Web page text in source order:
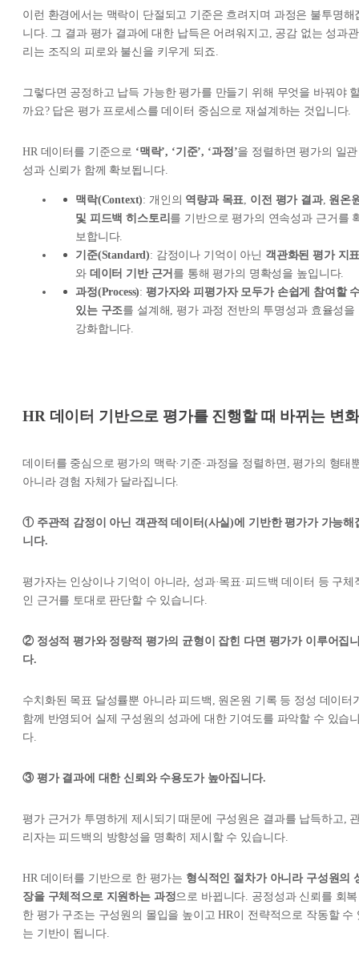
이런 환경에서는 맥락이 단절되고 기준은 흐려지며 과정은 불투명해
니다. 그 결과 평가 결과에 대한 납득은 어려워지고, 공감 없는 성과관
리는 조직의 피로와 불신을 키우게 되죠.
그렇다면 공정하고 납득 가능한 평가를 만들기 위해 무엇을 바꿔야
까요? 답은 평가 프로세스를 데이터 중심으로 재설계하는 것입니다.
HR 데이터를 기준으로 ‘맥락’, ‘기준’, ‘과정’을 정렬하면 평가의 일관
성과 신뢰가 함께 확보됩니다.
맥락(Context): 개인의 역량과 목표 이전 평가 결과, 원온
및 피드백 히스토리 를 기반으로 평가의 연속성과 근거를
보합니다.
기준(Standard): 감정이나 기억이 아닌 객관화된 평가 지
와 데이터 기반 근거 를 통해 평가의 명확성을 높입니다.
과정(Process): 평가자와 피평가자 모두가 손쉽게 참여할
있는 구조를 설계해, 평가 과정 전반의 투명성과 효율성을
강화합니다.
HR 데이터 기반으로 평가를 진행할 때 바뀌는 변화
데이터를 중심으로 평가의 맥락·기준·과정을 정렬하면, 평가의 형태
아니라 경험 자체가 달라집니다.
① 주관적 감정이 아닌 객관적 데이터(사실)에 기반한 평가가 가능해
니다.
평가자는 인상이나 기억이 아니라, 성과·목표·피드백 데이터 등 구체
인 근거를 토대로 판단할 수 있습니다.
② 정성적 평가와 정량적 평가의 균형이 잡힌 다면 평가가 이루어집
다.
수치화된 목표 달성률뿐 아니라 피드백, 원온원 기록 등 정성 데이터
함께 반영되어 실제 구성원의 성과에 대한 기여도를 파악할 수 있습
다.
③ 평가 결과에 대한 신뢰와 수용도가 높아집니다.
평가 근거가 투명하게 제시되기 때문에 구성원은 결과를 납득하고,
리자는 피드백의 방향성을 명확히 제시할 수 있습니다.
HR 데이터를 기반으로 한 평가는 형식적인 절차가 아니라 구성원의
장을 구체적으로 지원하는 과정으로 바뀝니다. 공정성과 신뢰를 회복
한 평가 구조는 구성원의 몰입을 높이고 HR이 전략적으로 작동할 수
는 기반이 됩니다.